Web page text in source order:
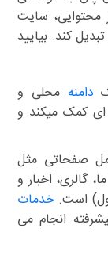
سایت
کند. بیایید
دامنه محلی و
ای کمک میکند و
صفحاتی مثل
گالری، اخبار و
است. خدمات
انجام می